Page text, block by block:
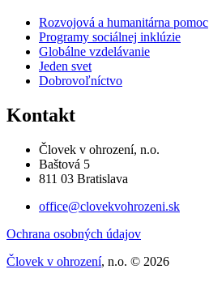
Rozvojová a humanitárna pomoc
Programy sociálnej inklúzie
Globálne vzdelávanie
Jeden svet
Dobrovoľníctvo
Kontakt
Človek v ohrození, n.o.
Baštová 5
811 03 Bratislava
office@clovekvohrozeni.sk
Ochrana osobných údajov
Človek v ohrození, n.o. © 2026